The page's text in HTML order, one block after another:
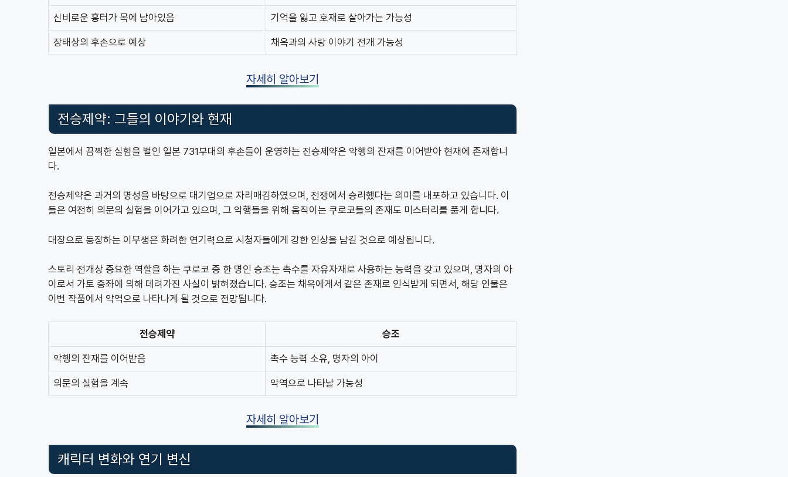
신비로운 흉터가 목에 남아있음 기억을 잃고 호재로 살아가는 가능성
장태상의 후손으로 예상 채옥과의 사랑 이야기 전개 가능성
자세히 알아보기
전승제약: 그들의 이야기와 현재
일본에서 끔찍한 실험을 벌인 일본 731부대의 후손들이 운영하는 전승제약은 악행의 잔재를 이어받아 현재에 존재합니
다.
전승제약은 과거의 명성을 바탕으로 대기업으로 자리매김하였으며, 전쟁에서 승리했다는 의미를 내포하고 있습니다. 이
들은 여전히 의문의 실험을 이어가고 있으며, 그 악행들을 위해 움직이는 쿠로코들의 존재도 미스터리를 품게 합니다.
대장으로 등장하는 이무생은 화려한 연기력으로 시청자들에게 강한 인상을 남길 것으로 예상됩니다.
스토리 전개상 중요한 역할을 하는 쿠로코 중 한 명인 승조는 촉수를 자유자재로 사용하는 능력을 갖고 있으며, 명자의 아
이로서 가토 중좌에 의해 데려가진 사실이 밝혀졌습니다. 승조는 채옥에게서 같은 존재로 인식받게 되면서, 해당 인물은
이번 작품에서 악역으로 나타나게 될 것으로 전망됩니다.
전승제약 승조
악행의 잔재를 이어받음 촉수 능력 소유, 명자의 아이
의문의 실험을 계속 악역으로 나타날 가능성
자세히 알아보기
캐릭터 변화와 연기 변신